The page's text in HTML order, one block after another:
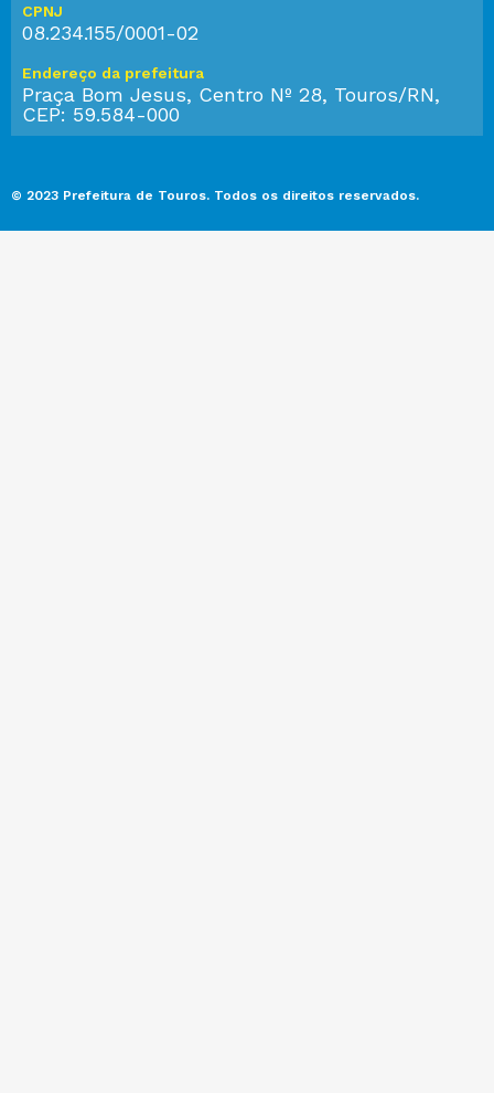
CPNJ
08.234.155/0001-02
Endereço da prefeitura
Praça Bom Jesus, Centro Nº 28, Touros/RN,
CEP: 59.584-000
© 2023 Prefeitura de Touros. Todos os direitos reservados.